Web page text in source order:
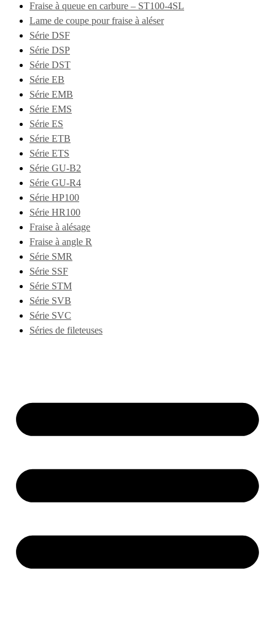
Fraise à queue en carbure – ST100-4SL
Lame de coupe pour fraise à aléser
Série DSF
Série DSP
Série DST
Série EB
Série EMB
Série EMS
Série ES
Série ETB
Série ETS
Série GU-B2
Série GU-R4
Série HP100
Série HR100
Fraise à alésage
Fraise à angle R
Série SMR
Série SSF
Série STM
Série SVB
Série SVC
Séries de fileteuses